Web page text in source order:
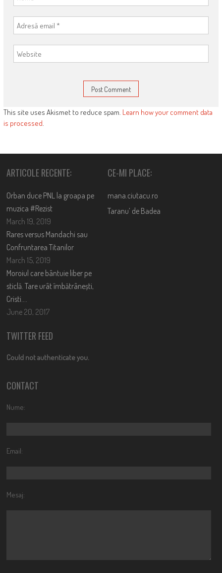
This site uses Akismet to reduce spam. Learn how your comment data
is processed.
ARTICOLE RECENTE:
Orban duce PNL la groapa pe
muzica #Rezist
March 19, 2019
Rares versus Mandachi sau
Confruntarea Titanilor
March 15, 2019
Moroiul care bântuie liber pe
sticlă. Tare urât îmbătrânești,
Cristi….
June 20, 2017
CE-MI PLACE:
mana.ciutacu.ro
Taranu’ de Badea
TWITTER FEED
Could not authenticate you.
CONTACT
Nume:
Email:
Mesaj: